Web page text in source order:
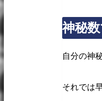
神秘
自分の神
それでは